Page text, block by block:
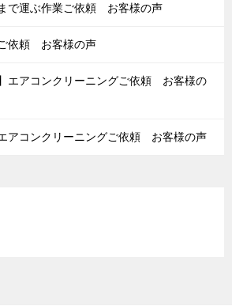
で運ぶ作業ご依頼 お客様の声
依頼 お客様の声
エアコンクリーニングご依頼 お客様の
アコンクリーニングご依頼 お客様の声